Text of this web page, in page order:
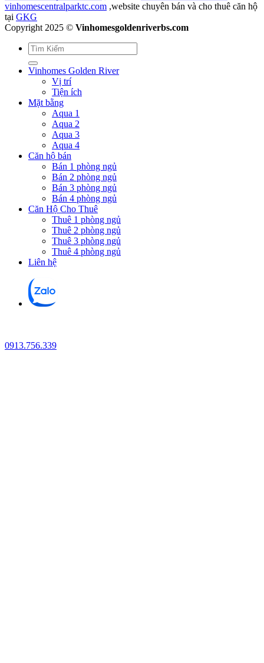
vinhomescentralparktc.com ,website chuyên bán và cho thuê căn hộ
tại GKG
Copyright 2025 © Vinhomesgoldenriverbs.com
Vinhomes Golden River
Vị trí
Tiện ích
Mặt bằng
Aqua 1
Aqua 2
Aqua 3
Aqua 4
Căn hộ bán
Bán 1 phòng ngủ
Bán 2 phòng ngủ
Bán 3 phòng ngủ
Bán 4 phòng ngủ
Căn Hộ Cho Thuê
Thuê 1 phòng ngủ
Thuê 2 phòng ngủ
Thuê 3 phòng ngủ
Thuê 4 phòng ngủ
Liên hệ
0913.756.339